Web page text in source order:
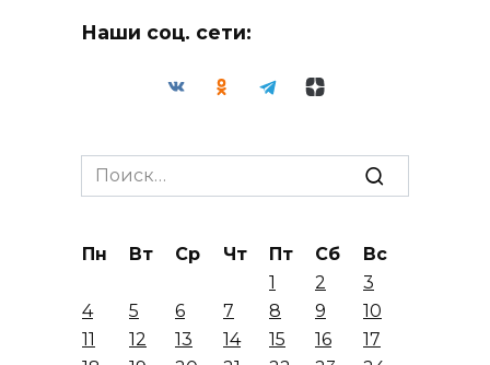
Наши соц. сети:
Search
for:
Пн Вт Ср Чт Пт Сб
Вс
1
2
3
4
5 6 7 8 9
10
11
12 13 14 15 16
17